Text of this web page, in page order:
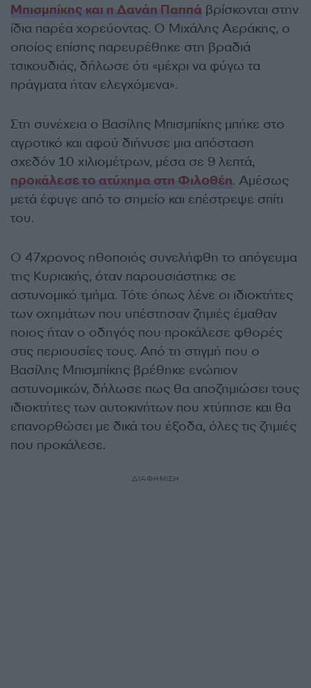
Μπισμπίκης και η Δανάη Παππά βρίσκονται στην
ίδια παρέα χορεύοντας. Ο Μιχάλης Αεράκης, ο
οποίος επίσης παρευρέθηκε στη βραδιά
τσικουδιάς, δήλωσε ότι «μέχρι να φύγω τα
πράγματα ήταν ελεγχόμενα».
Στη συνέχεια ο Βασίλης Μπισμπίκης μπήκε στο
αγροτικό και αφού διήνυσε μια απόσταση
σχεδόν 10 χιλιομέτρων, μέσα σε 9 λεπτά,
προκάλεσε το ατύχημα στη Φιλοθέη. Αμέσως
μετά έφυγε από το σημείο και επέστρεψε σπίτι
του.
Ο 47χρονος ηθοποιός συνελήφθη το απόγευμα
της Κυριακής, όταν παρουσιάστηκε σε
αστυνομικό τμήμα. Τότε όπως λένε οι ιδιοκτήτες
των οχημάτων που υπέστησαν ζημιές έμαθαν
ποιος ήταν ο οδηγός που προκάλεσε φθορές
στις περιουσίες τους. Από τη στιγμή που ο
Βασίλης Μπισμπίκης βρέθηκε ενώπιον
αστυνομικών, δήλωσε πως θα αποζημιώσει τους
ιδιοκτήτες των αυτοκινήτων που χτύπησε και θα
επανορθώσει με δικά του έξοδα, όλες τις ζημιές
που προκάλεσε.
ΔΙΑΦΗΜΙΣΗ